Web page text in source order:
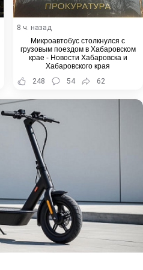
8 ч. назад
Микроавтобус столкнулся с
грузовым поездом в Хабаровском
крае - Новости Хабаровска и
Хабаровского края
248
54 62